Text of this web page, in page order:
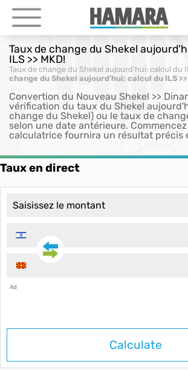
Taux de change du Shekel
ILS >> MKD!
Taux de change du Shekel aujourd’hui: calcul du
change du Shekel aujourd’hui: calcul du ILS >>
Convertion du Nouveau Shekel >>
vérification du taux du Shekel
change du Shekel) ou le taux de
selon une date antérieure.
calculatrice fournira un résultat précis
Taux en direct
Ad
Calculate